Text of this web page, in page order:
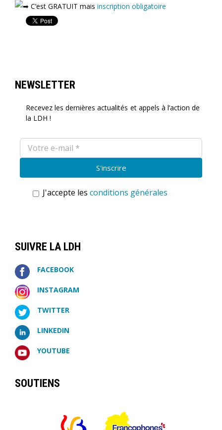
C’est GRATUIT mais inscription obligatoire
NEWSLETTER
Recevez les dernières actualités et appels à l’action de
la LDH !
J'accepte les conditions générales
SUIVRE LA LDH
FACEBOOK
INSTAGRAM
TWITTER
LINKEDIN
YOUTUBE
SOUTIENS